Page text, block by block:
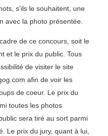
s'ils le souhaitent, une
avec la photo présentée.
de ce concours, soit le
et le prix du public. Tous
de visiter le site
afin de voir les
de coeur. Le prix du
toutes les photos
sera tiré au sort parmi
Le prix du jury, quant à lui,